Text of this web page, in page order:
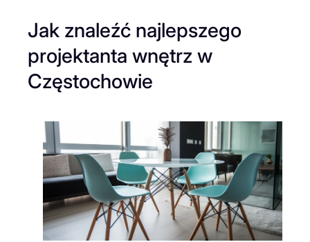
Jak znaleźć najlepszego
projektanta wnętrz w
Częstochowie